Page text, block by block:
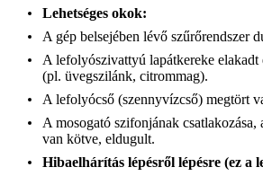
Lehetséges okok:
A gép belsejében lévő szűrőrendszer
A lefolyószivattyú lapátkereke elakadt
(pl. üvegszilánk, citrommag).
A lefolyócső (szennyvízcső) megtört
A mosogató szifonjának
van kötve, eldugult.
Hibaelhárítás lépésről lépésre (ez a